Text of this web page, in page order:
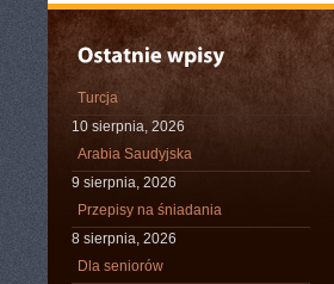
Turcja
10 sierpnia, 2026
Arabia Saudyjska
9 sierpnia, 2026
Przepisy na śniadania
8 sierpnia, 2026
Dla seniorów